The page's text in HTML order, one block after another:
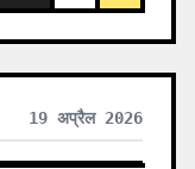
19 अप्रैल 2026